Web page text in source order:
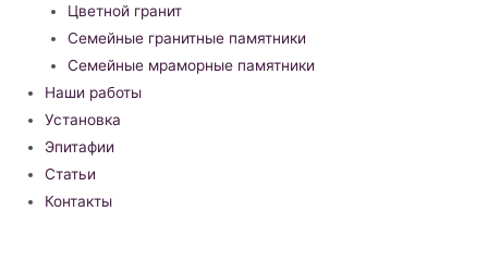
Цветной гранит
Семейные гранитные памятники
Семейные мраморные памятники
Наши работы
Установка
Эпитафии
Статьи
Контакты